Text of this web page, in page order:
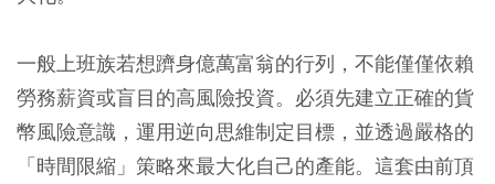
一般上班族若想躋身億萬富翁的行列，不能僅僅依賴
勞務薪資或盲目的高風險投資。必須先建立正確的貨
幣風險意識，運用逆向思維制定目標，並透過嚴格的
「時間限縮」策略來最大化自己的產能。這套由前頂